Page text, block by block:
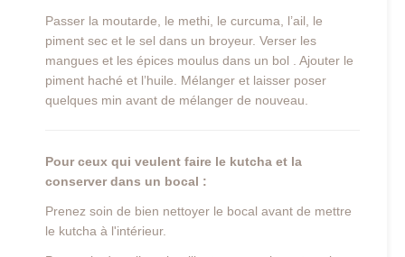
Passer la moutarde, le methi, le curcuma, l’ail, le
piment sec et le sel dans un broyeur. Verser les
mangues et les épices moulus dans un bol . Ajouter le
piment haché et l’huile. Mélanger et laisser poser
quelques min avant de mélanger de nouveau.
Pour ceux qui veulent faire le kutcha et la
conserver dans un bocal :
Prenez soin de bien nettoyer le bocal avant de mettre
le kutcha à l'intérieur.